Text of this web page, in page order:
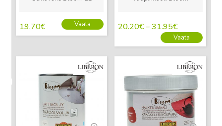
19.70€ Vaata 20.20€–31.95€
Vaata